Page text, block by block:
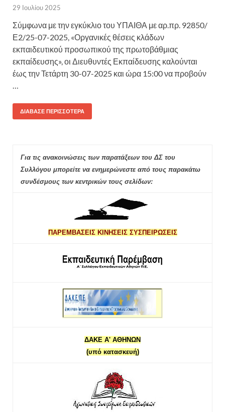
29 Ιουλίου 2025
Σύμφωνα με την εγκύκλιο του ΥΠΑΙΘΑ με αρ.πρ. 92850/
Ε2/25-07-2025, «Οργανικές θέσεις κλάδων
εκπαιδευτικού προσωπικού της πρωτοβάθμιας
εκπαίδευσης», οι Διευθυντές Εκπαίδευσης καλούνται
έως την Τετάρτη 30-07-2025 και ώρα 15:00 να προβούν
…
ΔΙΆΒΑΣΕ ΠΕΡΙΣΣΌΤΕΡΑ
Για τις ανακοινώσεις των παρατάξεων του ΔΣ του
Συλλόγου μπορείτε να ενημερώνεστε από τους παρακάτω
συνδέσμους των κεντρικών τους σελίδων:
ΠΑΡΕΜΒΑΣΕΙΣ ΚΙΝΗΣΕΙΣ ΣΥΣΠΕΙΡΩΣΕΙΣ
ΔΑΚΕ Α' ΑΘΗΝΩΝ
(υπό κατασκευή)